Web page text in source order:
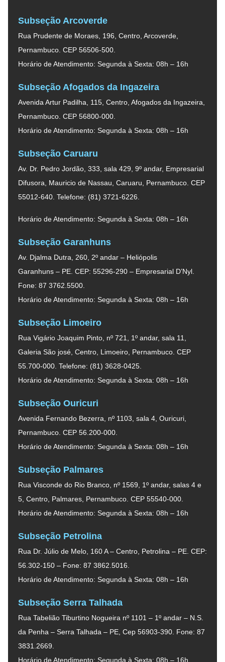
Subseção Arcoverde
Rua Prudente de Moraes, 196, Centro, Arcoverde,
Pernambuco. CEP 56506-500.
Horário de Atendimento: Segunda à Sexta: 08h – 16h
Subseção Afogados da Ingazeira
Avenida Artur Padilha, 115, Centro, Afogados da Ingazeira,
Pernambuco. CEP 56800-000.
Horário de Atendimento: Segunda à Sexta: 08h – 16h
Subseção Caruaru
Av. Dr. Pedro Jordão, 333, sala 429, 9º andar, Empresarial
Difusora, Mauricio de Nassau, Caruaru, Pernambuco. CEP
55012-640. Telefone: (81) 3721-6226.
Horário de Atendimento: Segunda à Sexta: 08h – 16h
Subseção Garanhuns
Av. Djalma Dutra, 260, 2º andar – Heliópolis
Garanhuns – PE. CEP: 55296-290 – Empresarial D’Nyl.
Fone: 87 3762.5500.
Horário de Atendimento: Segunda à Sexta: 08h – 16h
Subseção Limoeiro
Rua Vigário Joaquim Pinto, nº 721, 1º andar, sala 11,
Galeria São josé, Centro, Limoeiro, Pernambuco. CEP
55.700-000. Telefone: (81) 3628-0425.
Horário de Atendimento: Segunda à Sexta: 08h – 16h
Subseção Ouricuri
Avenida Fernando Bezerra, nº 1103, sala 4, Ouricuri,
Pernambuco. CEP 56.200-000.
Horário de Atendimento: Segunda à Sexta: 08h – 16h
Subseção Palmares
Rua Visconde do Rio Branco, nº 1569, 1º andar, salas 4 e
5, Centro, Palmares, Pernambuco. CEP 55540-000.
Horário de Atendimento: Segunda à Sexta: 08h – 16h
Subseção Petrolina
Rua Dr. Júlio de Melo, 160 A – Centro, Petrolina – PE. CEP:
56.302-150 – Fone: 87 3862.5016.
Horário de Atendimento: Segunda à Sexta: 08h – 16h
Subseção Serra Talhada
Rua Tabelião Tiburtino Nogueira nº 1101 – 1º andar – N.S.
da Penha – Serra Talhada – PE, Cep 56903-390. Fone: 87
3831.2669.
Horário de Atendimento: Segunda à Sexta: 08h – 16h